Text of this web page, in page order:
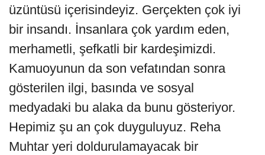
üzüntüsü içerisindeyiz. Gerçekten çok iyi
bir insandı. İnsanlara çok yardım eden,
merhametli, şefkatli bir kardeşimizdi.
Kamuoyunun da son vefatından sonra
gösterilen ilgi, basında ve sosyal
medyadaki bu alaka da bunu gösteriyor.
Hepimiz şu an çok duyguluyuz. Reha
Muhtar yeri doldurulamayacak bir